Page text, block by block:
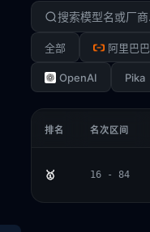
全部 阿里巴巴
OpenAI Pika
排名 名次区间
🥇 16 - 84